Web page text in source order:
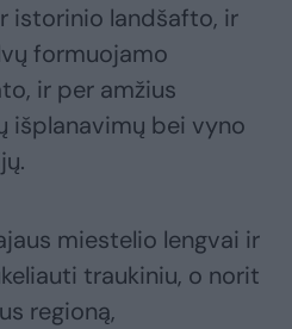
istorinio landšafto, ir
formuojamo
ir per amžius
išplanavimų bei vyno
miestelio lengvai ir
traukiniu, o norit
regioną,